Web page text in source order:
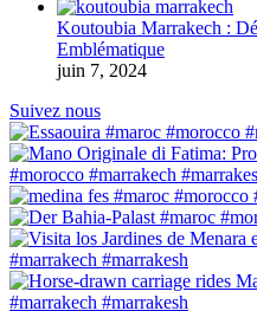
Koutoubia Marrakech :
Emblématique
juin 7, 2024
Suivez nous